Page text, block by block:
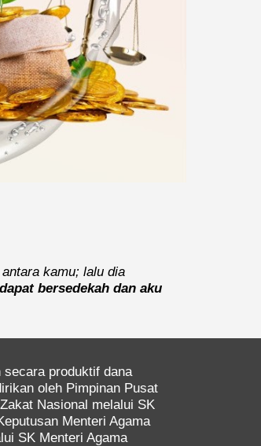
kamu; lalu dia
bersedekah dan aku
secara produktif dana
oleh Pimpinan Pusat
Nasional melalui SK
Menteri Agama
SK Menteri Agama